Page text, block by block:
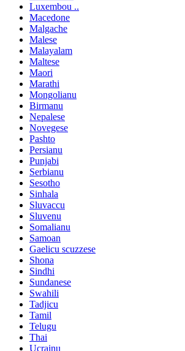
Luxembou ..
Macedone
Malgache
Malese
Malayalam
Maltese
Maori
Marathi
Mongolianu
Birmanu
Nepalese
Novegese
Pashto
Persianu
Punjabi
Serbianu
Sesotho
Sinhala
Sluvaccu
Sluvenu
Somalianu
Samoan
Gaelicu scuzzese
Shona
Sindhi
Sundanese
Swahili
Tadjicu
Tamil
Telugu
Thai
Ucrainu